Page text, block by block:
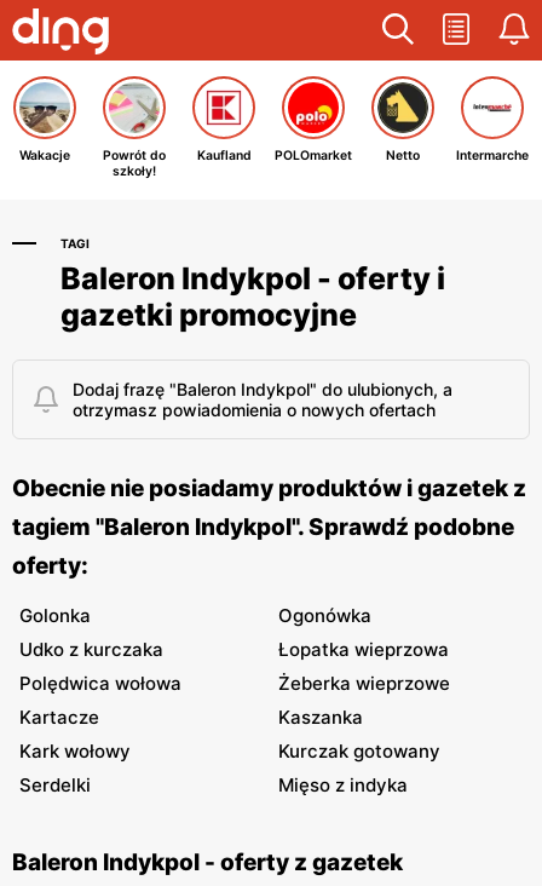
Wakacje
Powrót do
szkoły!
Kaufland POLOmarket Netto Intermarche
TAGI
Baleron Indykpol - oferty i
gazetki promocyjne
Dodaj frazę "Baleron Indykpol" do ulubionych, a
otrzymasz powiadomienia o nowych ofertach
Obecnie nie posiadamy produktów i gazetek z
tagiem "Baleron Indykpol". Sprawdź podobne
oferty:
Golonka
Ogonówka
Udko z kurczaka
Łopatka wieprzowa
Polędwica wołowa
Żeberka wieprzowe
Kartacze
Kaszanka
Kark wołowy
Kurczak gotowany
Serdelki
Mięso z indyka
Baleron Indykpol - oferty z gazetek